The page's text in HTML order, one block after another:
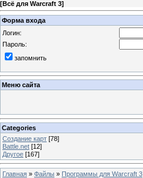
[Всё для Warcraft 3]
Форма входа
Логин:
Пароль:
запомнить
Меню сайта
Categories
Создание карт [78]
Battle.net [12]
Другое [167]
Главная » Файлы » Программы для Warcraft 3